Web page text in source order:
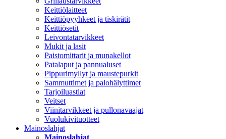
Keittiölaitteet
Keittiöpyyhkeet ja tiskirätit
Keittiösetit
Leivontatarvikkeet
Mukit ja lasit
Paistomittarit ja munakellot
Patalaput ja pannualuset
Pippurimyllyt ja maustepurkit
Sammuttimet ja palohälyttimet
Tarjoiluastiat
Veitset
Viinitarvikkeet ja pullonavaajat
Vuolukivituotteet
Mainoslahjat
Mainoslahjat